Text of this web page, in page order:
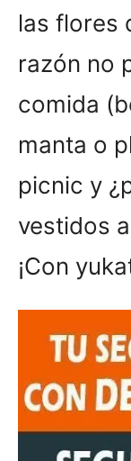
las flores
razón no
comida
manta o
picnic y
vestidos
¡Con